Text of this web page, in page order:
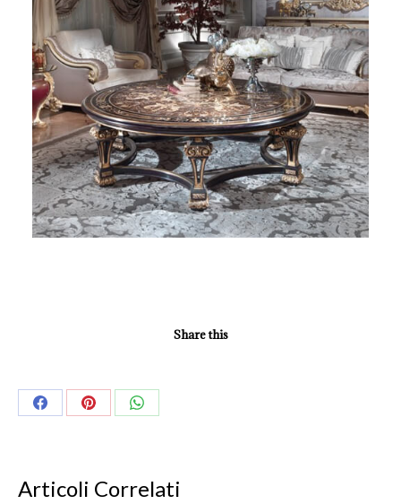
Share this
Share Share Share
Articoli Correlati